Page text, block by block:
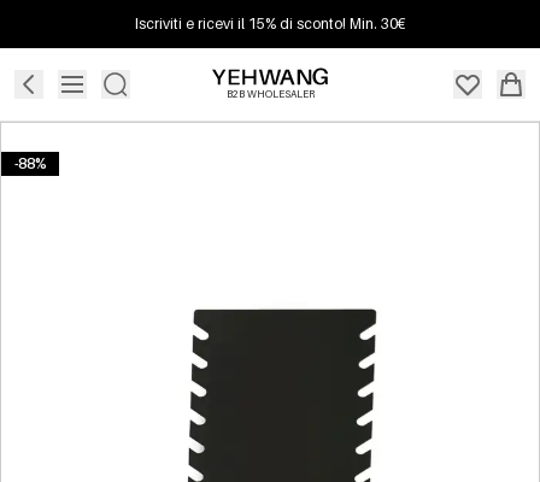
Iscriviti e ricevi il 15% di sconto! Min. 30€
B2B WHOLESALER
-88%